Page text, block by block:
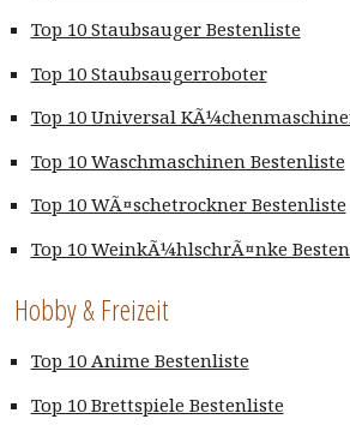
Top 10 Staubsauger Bestenliste
Top 10 Staubsaugerroboter
Top 10 Universal
Top 10 Waschmaschinen Bestenliste
Top 10 WÃ¤schetrockner Bestenliste
Top 10 WeinkÃ¼hlschrÃ¤nke
Hobby & Freizeit
Top 10 Anime Bestenliste
Top 10 Brettspiele Bestenliste